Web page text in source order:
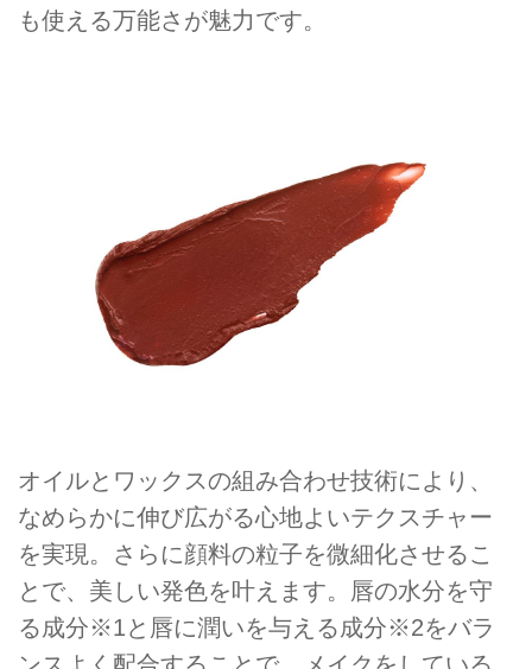
も使える万能さが魅力です。
オイルとワックスの組み合わせ技術により、
なめらかに伸び広がる心地よいテクスチャー
を実現。さらに顔料の粒子を微細化させるこ
とで、美しい発色を叶えます。唇の水分を守
る成分※1と唇に潤いを与える成分※2をバラ